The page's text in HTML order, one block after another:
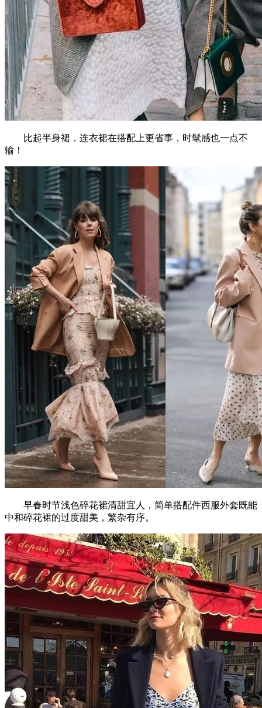
比起半身裙，连衣裙在搭配上更省事，时髦感也一点不
输！
早春时节浅色碎花裙清甜宜人，简单搭配件西服外套既能
中和碎花裙的过度甜美，繁杂有序。